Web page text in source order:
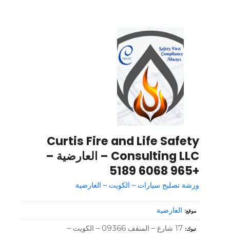
Curtis Fire and Life Safety
Consulting LLC – العارضية –
+965 6068 5189
ورشة تصليح سيارات – الكويت – العارضية
موقع العارضية
تبوك 17 شارع – المنقف 09366 – الكويت –